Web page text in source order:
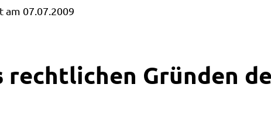
07.07.2009
rechtlichen Gründen